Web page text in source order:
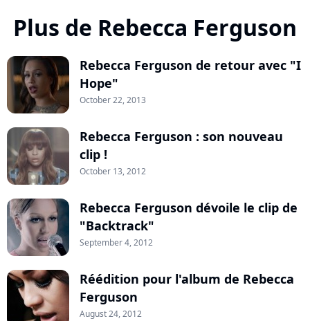
Plus de Rebecca Ferguson
Rebecca Ferguson de retour avec "I
Hope"
October 22, 2013
Rebecca Ferguson : son nouveau
clip !
October 13, 2012
Rebecca Ferguson dévoile le clip de
"Backtrack"
September 4, 2012
Réédition pour l'album de Rebecca
Ferguson
August 24, 2012